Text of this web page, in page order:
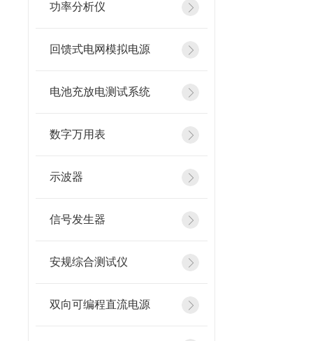
功率分析仪
回馈式电网模拟电源
电池充放电测试系统
数字万用表
示波器
信号发生器
安规综合测试仪
双向可编程直流电源